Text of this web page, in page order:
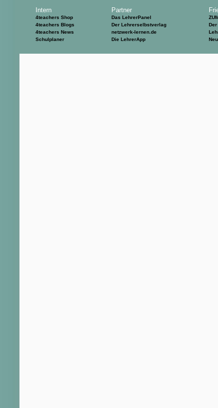
Intern
4teachers Shop
4teachers Blogs
4teachers News
Schulplaner
Partner
Das LehrerPanel
Der Lehrerselbstverlag
netzwerk-lernen.de
Die LehrerApp